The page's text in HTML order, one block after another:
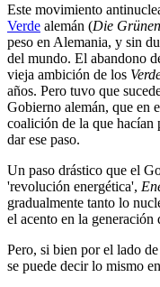
Este movimiento
Verde alemán (Die Grünen
peso en Alemania, y sin
del mundo. El abandono
vieja ambición de los
años. Pero tuvo que
Gobierno alemán, que en
coalición de la que hacían
dar ese paso.
Un paso drástico que el
'revolución energética',
gradualmente tanto lo
el acento en la generación
Pero, si bien por el lado
se puede decir lo mismo